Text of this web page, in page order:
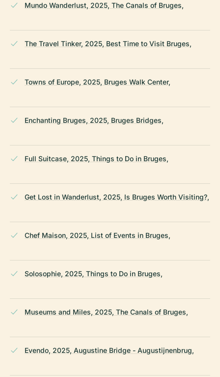
Mundo Wanderlust, 2025, The Canals of Bruges,
The Travel Tinker, 2025, Best Time to Visit Bruges,
Towns of Europe, 2025, Bruges Walk Center,
Enchanting Bruges, 2025, Bruges Bridges,
Full Suitcase, 2025, Things to Do in Bruges,
Get Lost in Wanderlust, 2025, Is Bruges Worth Visiting?,
Chef Maison, 2025, List of Events in Bruges,
Solosophie, 2025, Things to Do in Bruges,
Museums and Miles, 2025, The Canals of Bruges,
Evendo, 2025, Augustine Bridge - Augustijnenbrug,